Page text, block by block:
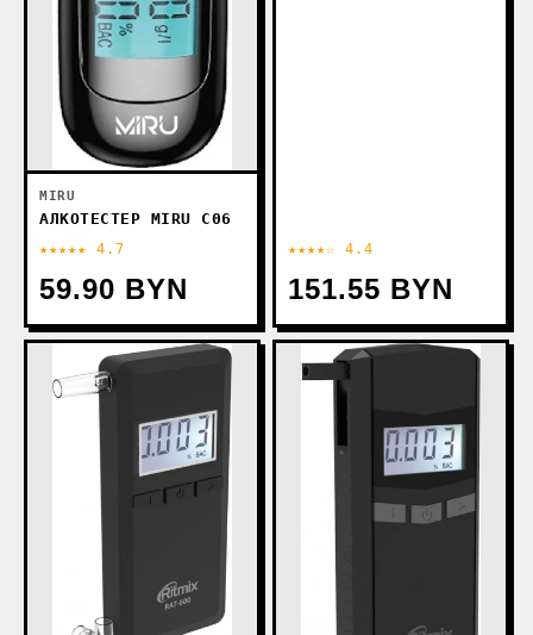
MIRU
АЛКОТЕСТЕР MIRU С06
★★★★★ 4.7
59.90 BYN
★★★★☆ 4.4
151.55 BYN